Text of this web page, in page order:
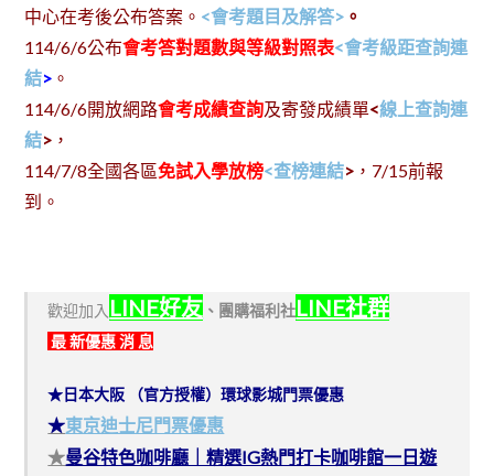
中心在考後公布答案。 <會考題目及解答> 。
114/6/6公布會考答對題數與等級對照表<會考級距查詢連
結> 。
114/6/6開放網路會考成績查詢及寄發成績單<線上查詢連
結> ，
114/7/8全國各區免試入學放榜<查榜連結> ，7/15前報
到。
歡迎加入 LINE好友 、 團購福利社LINE社群
最 新優惠 消 息
★日本大阪 （官方授權）環球影城門票優惠
★東京迪士尼門票優惠
★曼谷特色咖啡廳｜精選IG熱門打卡咖啡館一日遊